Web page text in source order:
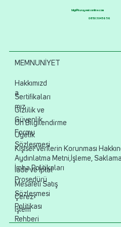
bilgi@kuruyemisonline.com
0850 304 56 56
Hakkımızd
a
Sertifikaları
mız
MEMNUNİYET
Gizlilik ve
Güvenlik
Ön Bilgilendirme
Formu
Üyelik
Sözleşmesi
Kişisel Verilerin Korunması
Aydınlatma Metni,İşleme,
İmha Politikaları
İade ve İptal
Prosedürü
Mesafeli Satış
Sözleşmesi
Çerez
Politikası
İşlem
Rehberi